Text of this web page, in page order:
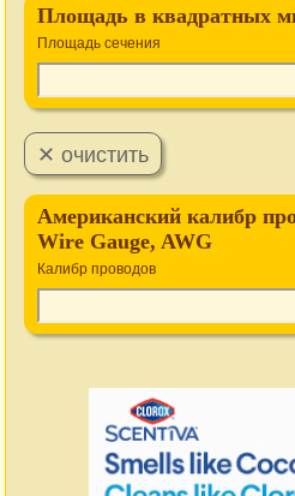
Площадь в квадратных
Площадь сечения
Американский калибр
Wire Gauge, AWG
Калибр проводов